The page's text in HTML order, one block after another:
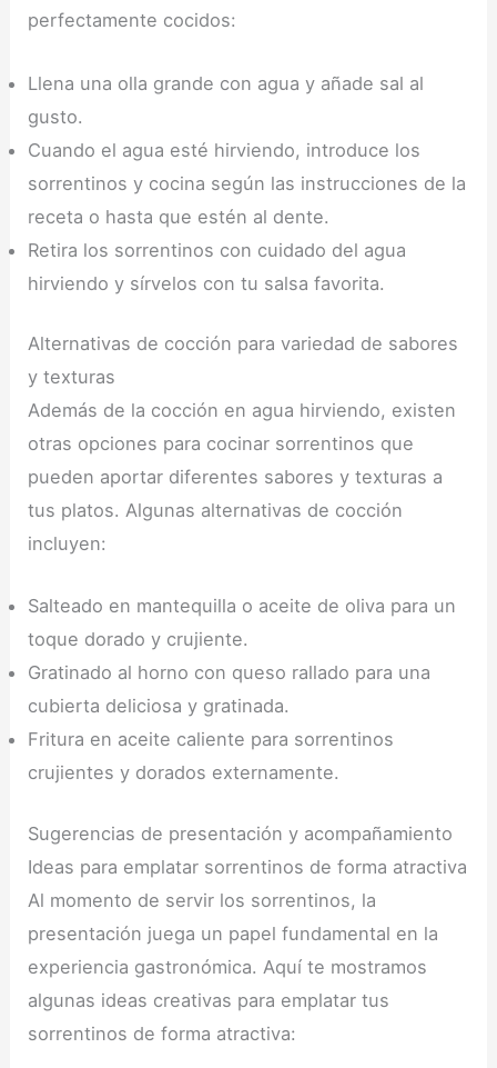
perfectamente cocidos:
Llena una olla grande con agua y añade sal al
gusto.
Cuando el agua esté hirviendo, introduce los
sorrentinos y cocina según las instrucciones de la
receta o hasta que estén al dente.
Retira los sorrentinos con cuidado del agua
hirviendo y sírvelos con tu salsa favorita.
Alternativas de cocción para variedad de sabores
y texturas
Además de la cocción en agua hirviendo, existen
otras opciones para cocinar sorrentinos que
pueden aportar diferentes sabores y texturas a
tus platos. Algunas alternativas de cocción
incluyen:
Salteado en mantequilla o aceite de oliva para un
toque dorado y crujiente.
Gratinado al horno con queso rallado para una
cubierta deliciosa y gratinada.
Fritura en aceite caliente para sorrentinos
crujientes y dorados externamente.
Sugerencias de presentación y acompañamiento
Ideas para emplatar sorrentinos de forma atractiva
Al momento de servir los sorrentinos, la
presentación juega un papel fundamental en la
experiencia gastronómica. Aquí te mostramos
algunas ideas creativas para emplatar tus
sorrentinos de forma atractiva: